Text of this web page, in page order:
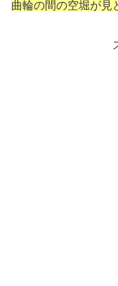
曲輪の間の空堀が見